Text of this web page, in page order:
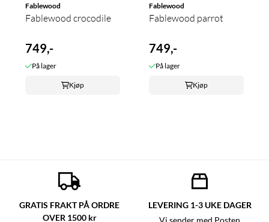
Fablewood
Fablewood crocodile
749,-
På lager
Kjøp
Fablewood
Fablewood parrot
749,-
På lager
Kjøp
GRATIS FRAKT PÅ ORDRE
OVER 1500 kr
LEVERING 1-3 UKE DAGER